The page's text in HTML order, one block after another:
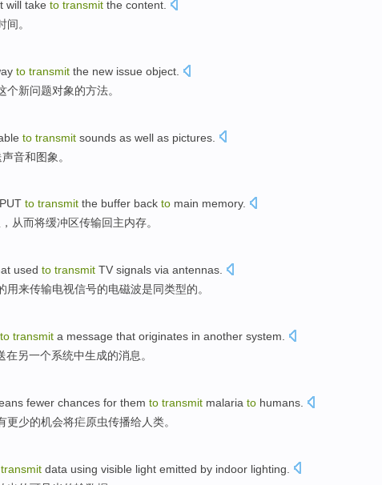
will take to transmit the content
间。
to transmit the new issue object
个新问题对象的方法。
to transmit sounds as well as pictures
声音和图象。
to transmit the buffer back to main memory.
从而将缓冲区传输回主内存。
used to transmit TV signals via antennas
用来传输电视信号的电磁波是同类型的。
to transmit a message that originates in another system
在另一个系统中生成的消息 。
fewer chances for them to transmit malaria to humans
更少的机会将疟原虫传播给人类。
transmit data using visible light emitted by indoor lighting